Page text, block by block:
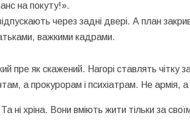
на покуту!».
через задні двері. А план
важкими кадрами.
пре як скажений. Нагорі ставлять чітку
а прокурорам і психіатрам. Не армія, а
хріна. Вони вміють жити тільки за